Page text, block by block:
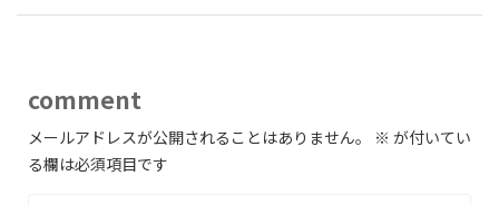
comment
メールアドレスが公開されることはありません。 ※ が付いてい
る欄は必須項目です